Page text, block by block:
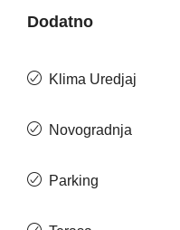
Dodatno
Klima Uredjaj
Novogradnja
Parking